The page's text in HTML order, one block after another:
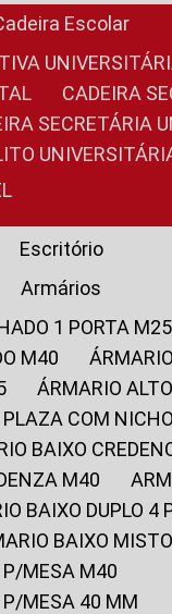
Cadeira Escolar
CADEIRA
SECRETÁRIA
Escritório
Armários
1 PORTA M25
M40
ÁRMARIO
PLAZA COM
BAIXO
M40
BAIXO DUPLO
BAIXO
P/MESA M40
P/MESA 40 MM